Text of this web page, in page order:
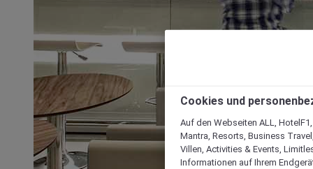
Cookies und
Auf den Webseiten ALL,
Mantra, Resorts, Business
Villen, Activities & Events,
Informationen auf Ihrem